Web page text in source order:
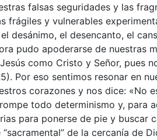
falsas seguridades y las
frágiles y vulnerables
desánimo, el desencanto, el
pudo apoderarse de nuestras
como Cristo y Señor, pues
Por eso sentimos resonar en
corazones y nos dice: «No
todo determinismo y, para
para ponerse de pie y buscar
“sacramental” de la cercanía de